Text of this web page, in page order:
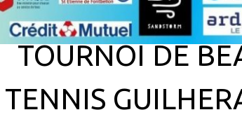
TOURNOI DE
TENNIS